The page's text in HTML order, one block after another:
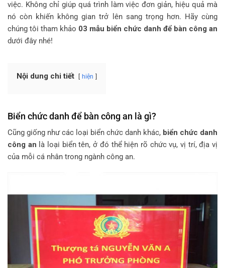
việc. Không chỉ giúp quá trình làm việc đơn giản, hiệu quả mà
nó còn khiến không gian trở lên sang trọng hơn. Hãy cùng
chúng tôi tham khảo 03 mẫu biển chức danh để bàn công an
dưới đây nhé!
Nội dung chi tiết hiện
Biển chức danh để bàn công an là gì?
Cũng giống như các loại biển chức danh khác, biển chức danh
công an là loại biển tên, ở đó thể hiện rõ chức vụ, vị trí, địa vị
của mỗi cá nhân trong ngành công an.